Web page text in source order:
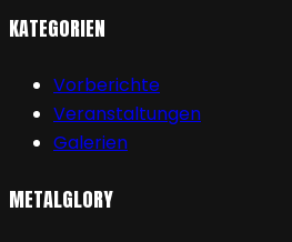
KATEGORIEN
Vorberichte
Veranstaltungen
Galerien
METALGLORY